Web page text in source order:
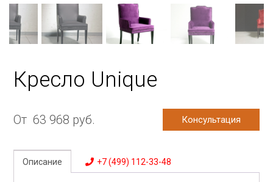
Кресло Unique
От 63 968 руб. Консультация
Описание +7 (499) 112-33-48